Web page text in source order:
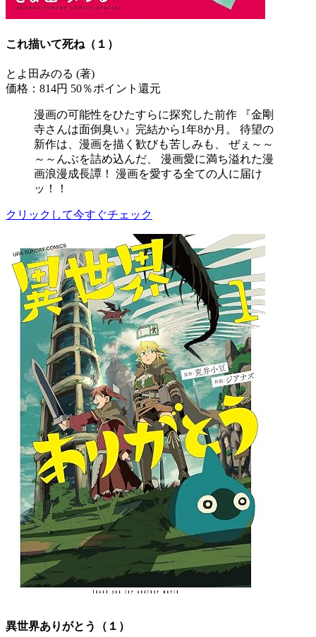
これ描いて死ね（１）
とよ田みのる (著)
価格：814円 50％ポイント還元
漫画の可能性をひたすらに探究した前作 『金剛
寺さんは面倒臭い』完結から1年8か月。 待望の
新作は、漫画を描く歓びも苦しみも、 ぜぇ～～
～～んぶを詰め込んだ、 漫画愛に満ち溢れた漫
画浪漫成長譚！ 漫画を愛する全ての人に届け
ッ！！
クリックして今すぐチェック
異世界ありがとう（１）